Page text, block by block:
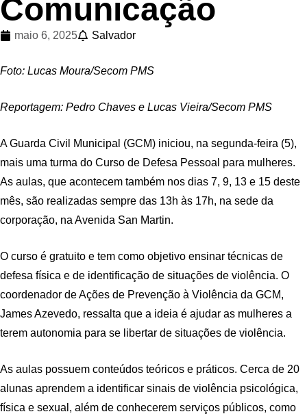
Comunicação
maio 6, 2025 Salvador
Foto: Lucas Moura/Secom PMS
Reportagem: Pedro Chaves e Lucas Vieira/Secom PMS
A Guarda Civil Municipal (GCM) iniciou, na segunda-feira (5),
mais uma turma do Curso de Defesa Pessoal para mulheres.
As aulas, que acontecem também nos dias 7, 9, 13 e 15 deste
mês, são realizadas sempre das 13h às 17h, na sede da
corporação, na Avenida San Martin.
O curso é gratuito e tem como objetivo ensinar técnicas de
defesa física e de identificação de situações de violência. O
coordenador de Ações de Prevenção à Violência da GCM,
James Azevedo, ressalta que a ideia é ajudar as mulheres a
terem autonomia para se libertar de situações de violência.
As aulas possuem conteúdos teóricos e práticos. Cerca de 20
alunas aprendem a identificar sinais de violência psicológica,
física e sexual, além de conhecerem serviços públicos, como